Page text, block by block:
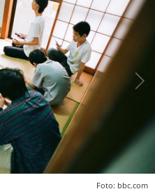
Foto: bbc.com